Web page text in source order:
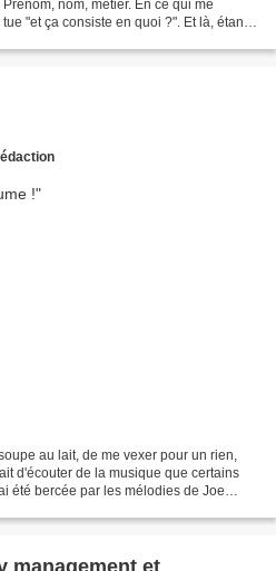
nom, métier. En ce qui me
"et ça consiste en quoi ?". Et là, étant
au lait, de me vexer pour un rien,
d'écouter de la musique que certains
été bercée par les mélodies de Joe
management et